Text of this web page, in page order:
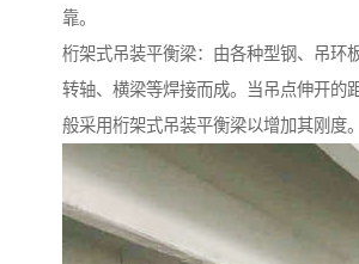
靠。
桁架式吊装平衡梁：由各种型钢、吊环
转轴、横梁等焊接而成。当吊点伸开的
般采用桁架式吊装平衡梁以增加其刚度。